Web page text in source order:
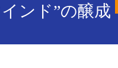
ンド”の醸成